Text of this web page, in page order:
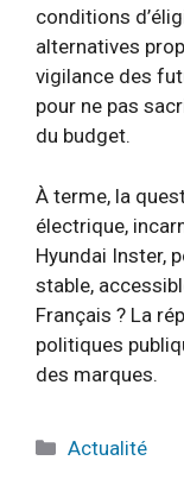
conditions
alternatives
vigilance des
pour ne pas
du budget.
À terme, la
électrique,
Hyundai Inster,
stable,
Français ? La
politiques
des marques.
Catégories
Actualité